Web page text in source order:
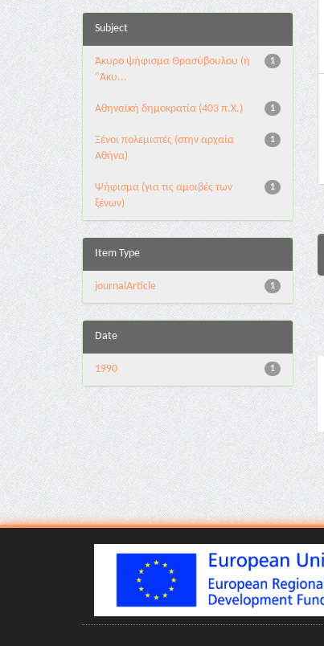
Subject
1
Άκυρο ψήφισμα Θρασύβουλου (ή
"Άκυ...
1
Αθηναϊκή δημοκρατία (403 π.Χ.)
1
Ξένοι πολεμιστές (στην αρχαία
Αθήνα)
1
Ψήφισμα (για τις αμοιβές των
ξένων)
Item Type
1
journalArticle
Date
1
1990